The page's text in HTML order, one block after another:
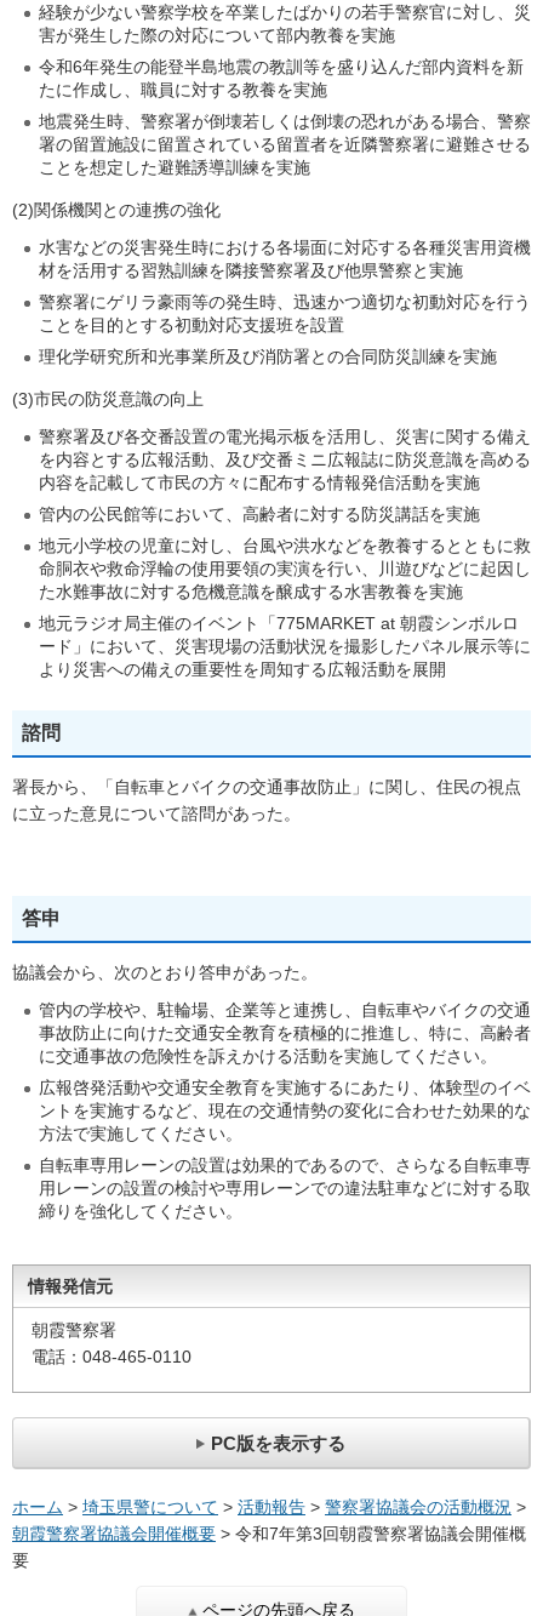
経験が少ない警察学校を卒業したばかりの若手警察官に対し、災
害が発生した際の対応について部内教養を実施
令和6年発生の能登半島地震の教訓等を盛り込んだ部内資料を新
たに作成し、職員に対する教養を実施
地震発生時、警察署が倒壊若しくは倒壊の恐れがある場合、警察
署の留置施設に留置されている留置者を近隣警察署に避難させる
ことを想定した避難誘導訓練を実施
(2)関係機関との連携の強化
水害などの災害発生時における各場面に対応する各種災害用資機
材を活用する習熟訓練を隣接警察署及び他県警察と実施
警察署にゲリラ豪雨等の発生時、迅速かつ適切な初動対応を行う
ことを目的とする初動対応支援班を設置
理化学研究所和光事業所及び消防署との合同防災訓練を実施
(3)市民の防災意識の向上
警察署及び各交番設置の電光掲示板を活用し、災害に関する備え
を内容とする広報活動、及び交番ミニ広報誌に防災意識を高める
内容を記載して市民の方々に配布する情報発信活動を実施
管内の公民館等において、高齢者に対する防災講話を実施
地元小学校の児童に対し、台風や洪水などを教養するとともに救
命胴衣や救命浮輪の使用要領の実演を行い、川遊びなどに起因し
た水難事故に対する危機意識を醸成する水害教養を実施
地元ラジオ局主催のイベント「775MARKET at 朝霞シンボルロ
ード」において、災害現場の活動状況を撮影したパネル展示等に
より災害への備えの重要性を周知する広報活動を展開
諮問
署長から、「自転車とバイクの交通事故防止」に関し、住民の視点
に立った意見について諮問があった。
答申
協議会から、次のとおり答申があった。
管内の学校や、駐輪場、企業等と連携し、自転車やバイクの交通
事故防止に向けた交通安全教育を積極的に推進し、特に、高齢者
に交通事故の危険性を訴えかける活動を実施してください。
広報啓発活動や交通安全教育を実施するにあたり、体験型のイベ
ントを実施するなど、現在の交通情勢の変化に合わせた効果的な
方法で実施してください。
自転車専用レーンの設置は効果的であるので、さらなる自転車専
用レーンの設置の検討や専用レーンでの違法駐車などに対する取
締りを強化してください。
情報発信元
朝霞警察署
電話：048-465-0110
PC版を表示する
ホーム > 埼玉県警について > 活動報告 > 警察署協議会の活動概況 >
朝霞警察署協議会開催概要 > 令和7年第3回朝霞警察署協議会開催概
要
ページの先頭へ戻る